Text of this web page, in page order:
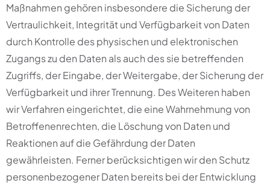
Maßnahmen gehören insbesondere die Sicherung der
Vertraulichkeit, Integrität und Verfügbarkeit von Daten
durch Kontrolle des physischen und elektronischen
Zugangs zu den Daten als auch des sie betreffenden
Zugriffs, der Eingabe, der Weitergabe, der Sicherung der
Verfügbarkeit und ihrer Trennung. Des Weiteren haben
wir Verfahren eingerichtet, die eine Wahrnehmung von
Betroffenenrechten, die Löschung von Daten und
Reaktionen auf die Gefährdung der Daten
gewährleisten. Ferner berücksichtigen wir den Schutz
personenbezogener Daten bereits bei der Entwicklung